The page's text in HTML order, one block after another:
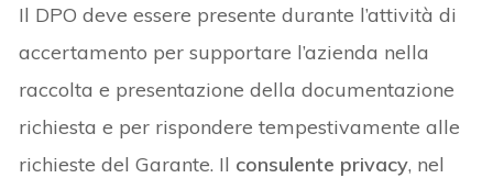
Il DPO deve essere presente durante l’attività di
accertamento per supportare l’azienda nella
raccolta e presentazione della documentazione
richiesta e per rispondere tempestivamente alle
richieste del Garante. Il consulente privacy, nel